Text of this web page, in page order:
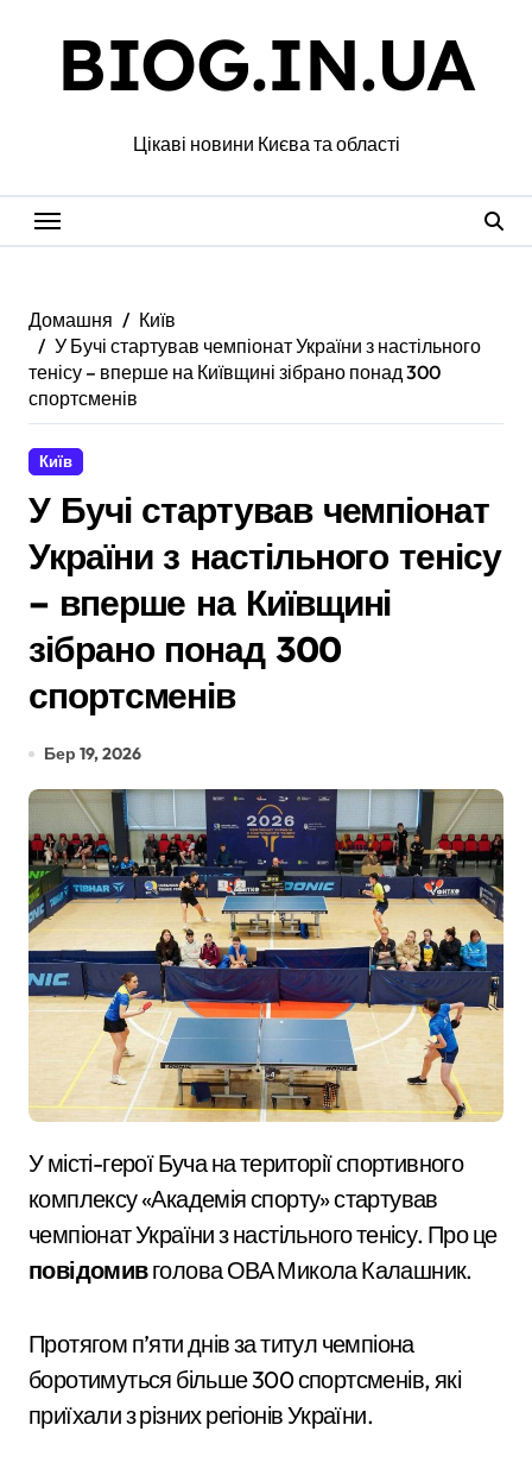
BIOG.IN.UA
Цікаві новини Києва та області
Домашня
Київ
У Бучі стартував чемпіонат України з настільного
тенісу – вперше на Київщині зібрано понад 300
спортсменів
Київ
У Бучі стартував чемпіонат
України з настільного тенісу
– вперше на Київщині
зібрано понад 300
спортсменів
Бер 19, 2026
У місті-герої Буча на території спортивного
комплексу «Академія спорту» стартував
чемпіонат України з настільного тенісу. Про це
повідомивголова ОВА Микола Калашник.
Протягом п’яти днів за титул чемпіона
боротимуться більше 300 спортсменів, які
приїхали з різних регіонів України.